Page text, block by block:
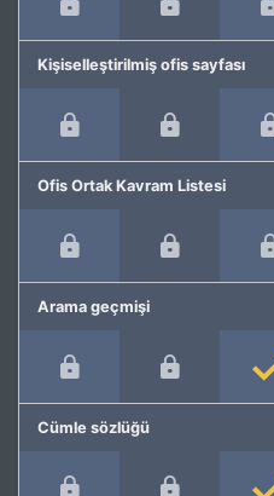
Kişiselleştirilmiş ofis sayfası
Ofis Ortak Kavram Listesi
Arama geçmişi
Cümle sözlüğü